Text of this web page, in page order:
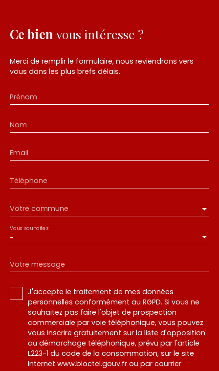
Ce bien vous intéresse ?
Merci de remplir le formulaire, nous reviendrons vers
vous dans les plus brefs délais.
Prénom
Nom
Email
Téléphone
Votre commune
-
Vous souhaitez
Votre message
J'accepte le traitement de mes données
personnelles conformément au RGPD. Si vous ne
souhaitez pas faire l'objet de prospection
commerciale par voie téléphonique, vous pouvez
vous inscrire gratuitement sur la liste d'opposition
au démarchage téléphonique, prévu par l'article
L223-1 du code de la consommation, sur le site
Internet www.bloctel.gouv.fr ou par courrier